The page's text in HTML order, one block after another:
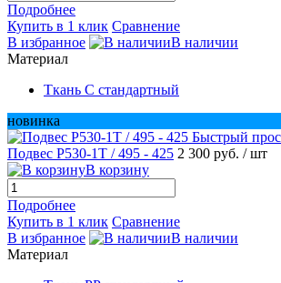
Подробнее
Купить в 1 клик Сравнение
В избранное
В наличии
Материал
Ткань С стандартный
новинка
Быстрый
Подвес P530-1T / 495 - 425 2 300 руб. / шт
В корзину
Подробнее
Купить в 1 клик Сравнение
В избранное
В наличии
Материал